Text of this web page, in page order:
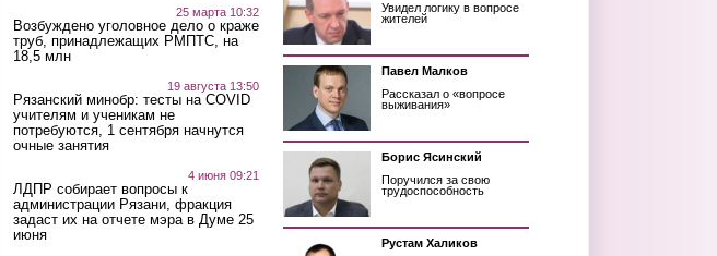
25 марта 10:32
Возбуждено уголовное дело о краже
труб, принадлежащих РМПТС, на
18,5 млн
19 августа 13:50
Рязанский минобр: тесты на COVID
учителям и ученикам не
потребуются, 1 сентября начнутся
очные занятия
4 июня 09:21
ЛДПР собирает вопросы к
администрации Рязани, фракция
задаст их на отчете мэра в Думе 25
июня
Увидел логику в вопросе
жителей
Павел Малков
Рассказал о «вопросе
выживания»
Борис Ясинский
Поручился за свою
трудоспособность
Рустам Халиков